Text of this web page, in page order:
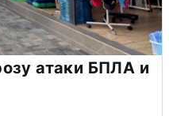
атаки БПЛА и